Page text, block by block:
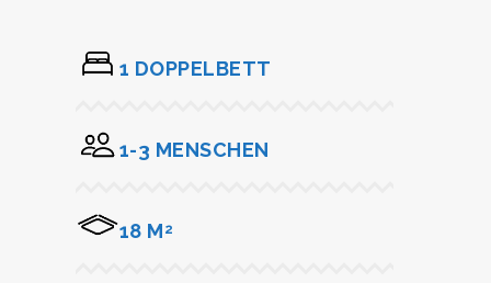
1 DOPPELBETT
1-3 MENSCHEN
18 M2